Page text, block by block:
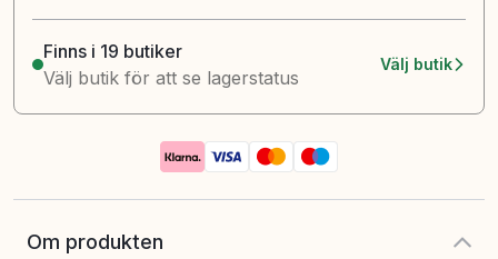
Finns i 19 butiker
Välj butik för att se lagerstatus
Välj butik
Om produkten